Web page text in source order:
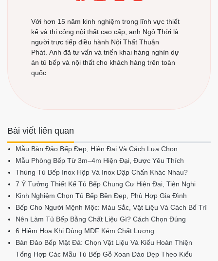
Với hơn 15 năm kinh nghiệm trong lĩnh vực thiết
kế và thi công nội thất cao cấp, anh Ngô Thời là
người trực tiếp điều hành Nội Thất Thuận
Phát. Anh đã tư vấn và triển khai hàng nghìn dự
án tủ bếp và nội thất cho khách hàng trên toàn
quốc
Bài viết liên quan
Mẫu Bàn Đảo Bếp Đẹp, Hiện Đại Và Cách Lựa Chọn
Mẫu Phòng Bếp Từ 3m–4m Hiện Đại, Được Yêu Thích
Thùng Tủ Bếp Inox Hộp Và Inox Dập Chấn Khác Nhau?
7 Ý Tưởng Thiết Kế Tủ Bếp Chung Cư Hiện Đại, Tiện Nghi
Kinh Nghiệm Chọn Tủ Bếp Bền Đẹp, Phù Hợp Gia Đình
Bếp Cho Người Mệnh Mộc: Màu Sắc, Vật Liệu Và Cách Bố Trí
Nên Làm Tủ Bếp Bằng Chất Liệu Gì? Cách Chọn Đúng
6 Hiểm Họa Khi Dùng MDF Kém Chất Lượng
Bàn Đảo Bếp Mặt Đá: Chọn Vật Liệu Và Kiểu Hoàn Thiện
Tổng Hợp Các Mẫu Tủ Bếp Gỗ Xoan Đào Đẹp Theo Kiểu